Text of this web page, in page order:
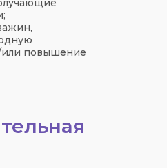
или повышение